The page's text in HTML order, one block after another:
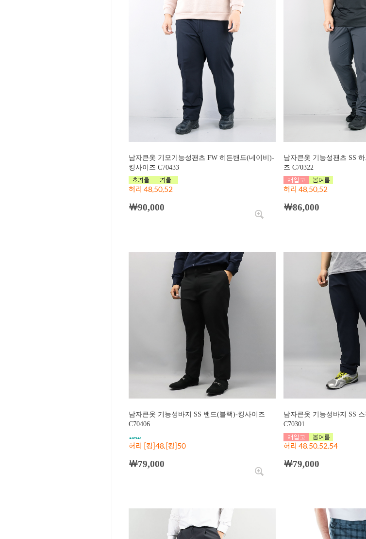
남자큰옷 기모기능성팬츠 FW 히든밴드(네이비)-
킹사이즈 C70433
허리 48,50,52
￦90,000
남자큰옷 기능성팬츠 SS
즈 C70322
허리 48,50,52
￦86,000
남자큰옷 기능성바지 SS 밴드(블랙)-킹사이즈
C70406
허리 [킹]48,[킹]50
￦79,000
남자큰옷 기능성바지 SS
C70301
허리 48,50,52,54
￦79,000